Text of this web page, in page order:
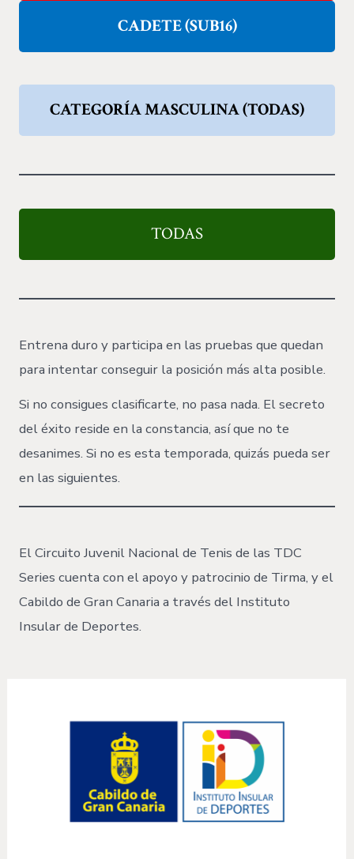
CADETE (SUB16)
CATEGORÍA MASCULINA (TODAS)
TODAS
Entrena duro y participa en las pruebas que quedan
para intentar conseguir la posición más alta posible.
Si no consigues clasificarte, no pasa nada. El secreto
del éxito reside en la constancia, así que no te
desanimes. Si no es esta temporada, quizás pueda ser
en las siguientes.
El Circuito Juvenil Nacional de Tenis de las TDC
Series cuenta con el apoyo y patrocinio de Tirma, y el
Cabildo de Gran Canaria a través del Instituto
Insular de Deportes.